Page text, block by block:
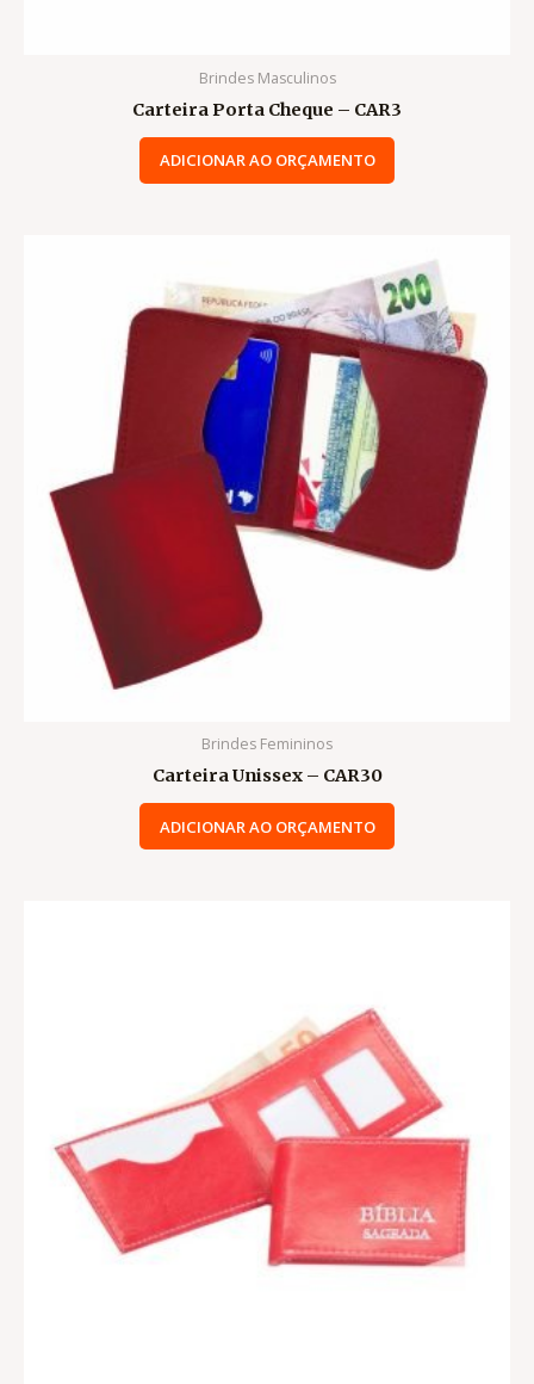
Brindes Masculinos
Carteira Porta Cheque – CAR3
ADICIONAR AO ORÇAMENTO
Brindes Femininos
Carteira Unissex – CAR30
ADICIONAR AO ORÇAMENTO